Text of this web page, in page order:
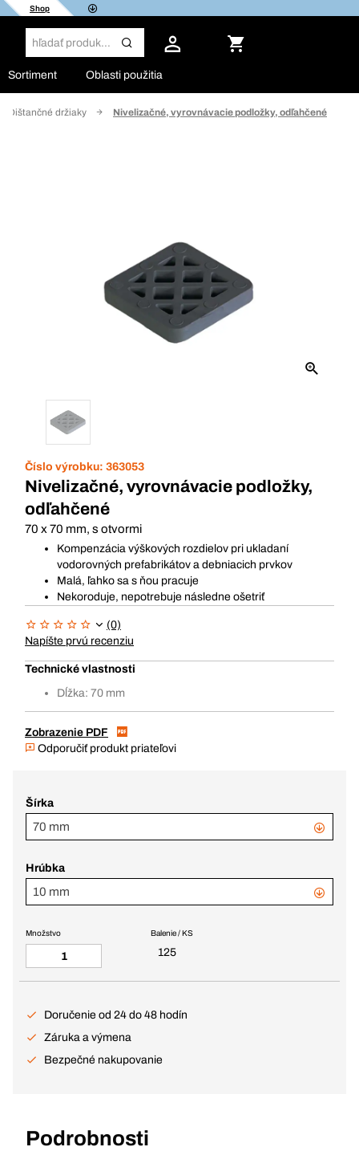
Shop
Sortiment Oblasti použitia
Dištančné držiaky Nivelizačné, vyrovnávacie podložky, odľahčené
Číslo výrobku: 363053
Nivelizačné, vyrovnávacie podložky,
odľahčené
70 x 70 mm, s otvormi
Kompenzácia výškových rozdielov pri ukladaní
vodorovných prefabrikátov a debniacich prvkov
Malá, ľahko sa s ňou pracuje
Nekoroduje, nepotrebuje následne ošetriť
(0)
Napíšte prvú recenziu
Technické vlastnosti
Dĺžka: 70 mm
Zobrazenie PDF
Odporučiť produkt priateľovi
Šírka
70 mm
Hrúbka
10 mm
Balenie / KS
125
Množstvo
Doručenie od 24 do 48 hodín
Záruka a výmena
Bezpečné nakupovanie
Podrobnosti